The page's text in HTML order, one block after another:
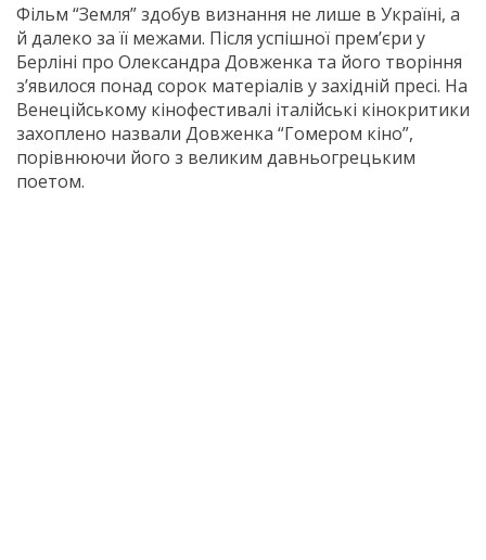
Фільм “Земля” здобув визнання не лише в Україні, а
й далеко за її межами. Після успішної прем’єри у
Берліні про Олександра Довженка та його творіння
з’явилося понад сорок матеріалів у західній пресі. На
Венеційському кінофестивалі італійські кінокритики
захоплено назвали Довженка “Гомером кіно”,
порівнюючи його з великим давньогрецьким
поетом.